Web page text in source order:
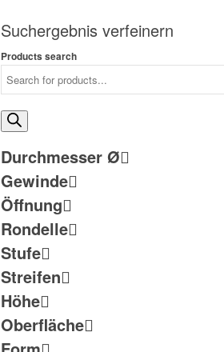
Suchergebnis verfeinern
Products search
Durchmesser Ø
Gewinde
Öffnung
Rondelle
Stufe
Streifen
Höhe
Oberfläche